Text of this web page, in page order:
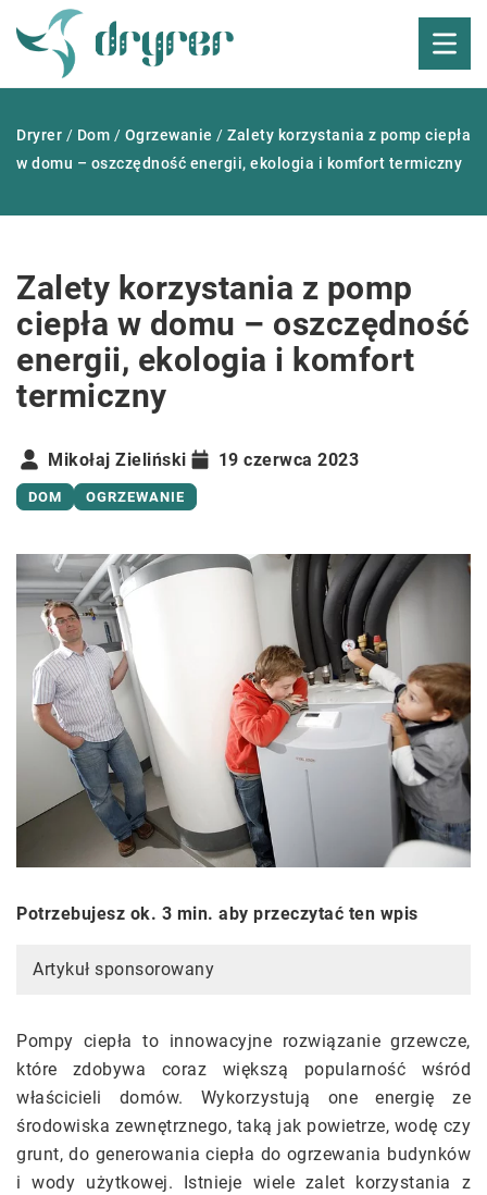
Dryrer / Dom / Ogrzewanie / Zalety korzystania z pomp ciepła
w domu – oszczędność energii, ekologia i komfort termiczny
Zalety korzystania z pomp
ciepła w domu – oszczędność
energii, ekologia i komfort
termiczny
Mikołaj Zieliński 19 czerwca 2023
DOM OGRZEWANIE
Potrzebujesz ok. 3 min. aby przeczytać ten wpis
Artykuł sponsorowany
Pompy ciepła to innowacyjne rozwiązanie grzewcze,
które zdobywa coraz większą popularność wśród
właścicieli domów. Wykorzystują one energię ze
środowiska zewnętrznego, taką jak powietrze, wodę czy
grunt, do generowania ciepła do ogrzewania budynków
i wody użytkowej. Istnieje wiele zalet korzystania z